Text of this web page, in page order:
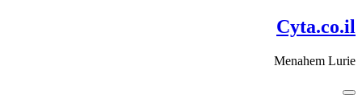
דלג
לתוכן
Cyta.co.il
Menahem Lurie